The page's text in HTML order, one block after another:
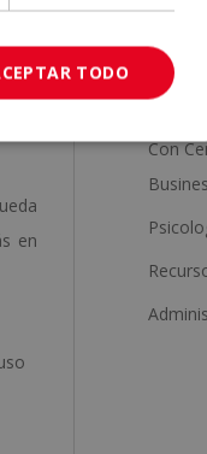
en
en
Salud
Con
TODO